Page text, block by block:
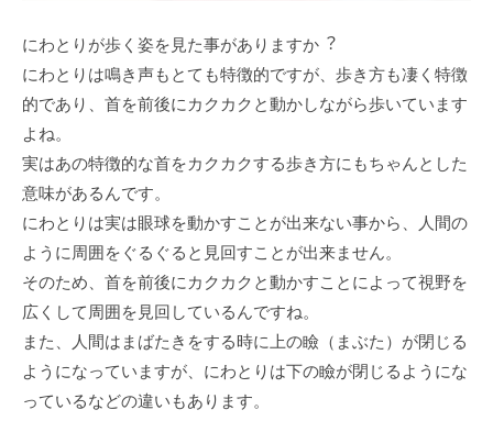
にわとりが歩く姿を⾒た事がありますか︖
にわとりは鳴き声もとても特徴的ですが、歩き⽅も凄く特徴
的であり、⾸を前後にカクカクと動かしながら歩いています
よね。
実はあの特徴的な⾸をカクカクする歩き⽅にもちゃんとした
意味があるんです。
にわとりは実は眼球を動かすことが出来ない事から、⼈間の
ように周囲をぐるぐると⾒回すことが出来ません。
そのため、⾸を前後にカクカクと動かすことによって視野を
広くして周囲を⾒回しているんですね。
また、⼈間はまばたきをする時に上の瞼（まぶた）が閉じる
ようになっていますが、にわとりは下の瞼が閉じるようにな
っているなどの違いもあります。